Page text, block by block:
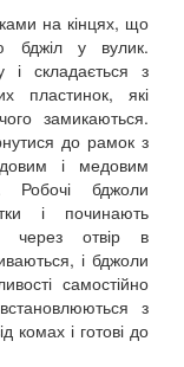
на кінцях, що
бджіл у вулик.
і складається з
пластинок, які
замикаються.
до рамок з
і медовим
Робочі бджоли
і починають
через отвір в
і бджоли
самостійно
з
комах і готові до